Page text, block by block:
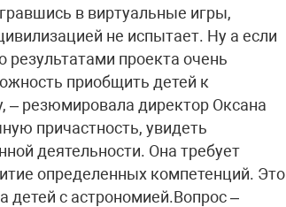
в виртуальные игры,
не испытает. Ну а если
результатами проекта очень
приобщить детей к
– резюмировала директор Оксана
причастность, увидеть
деятельности. Она требует
определенных компетенций. Это
с астрономией.Вопрос –